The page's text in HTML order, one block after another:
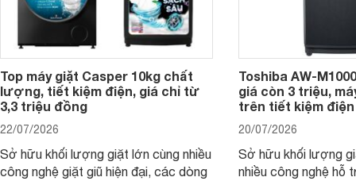
Top máy giặt Casper 10kg chất
lượng, tiết kiệm điện, giá chỉ từ
3,3 triệu đồng
22/07/2026
Sở hữu khối lượng giặt lớn cùng nhiều
công nghệ giặt giũ hiện đại, các dòng
Toshiba AW-
giá còn 3 triệu,
trên tiết kiệm
20/07/2026
Sở hữu khối lượng
nhiều công nghệ hỗ